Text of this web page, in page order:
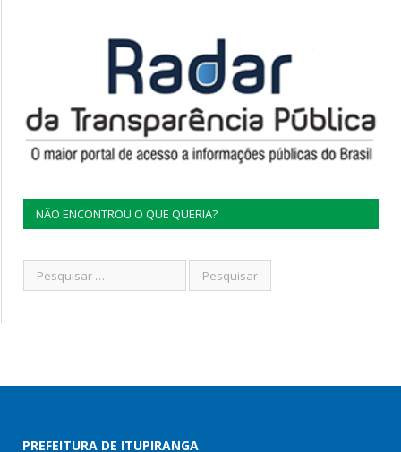
NÃO ENCONTROU O QUE QUERIA?
PREFEITURA DE ITUPIRANGA